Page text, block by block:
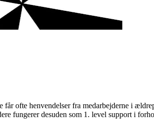
ofte henvendelser fra medarbejderne i
fungerer desuden som 1. level support i